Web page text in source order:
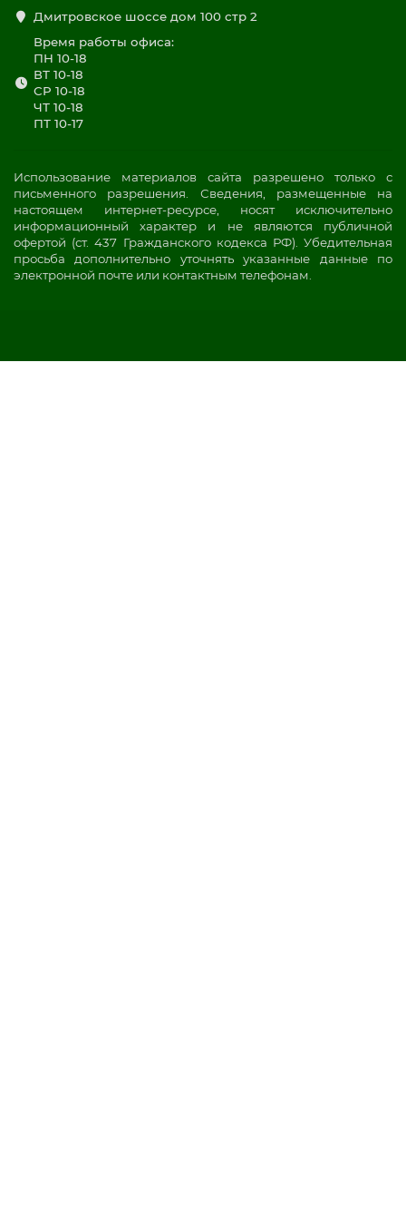
Дмитровское шоссе дом 100 стр 2
Время работы офиса:
ПН 10-18
ВТ 10-18
СР 10-18
ЧТ 10-18
ПТ 10-17
Использование материалов сайта разрешено только с
письменного разрешения. Сведения, размещенные на
настоящем интернет-ресурсе, носят исключительно
информационный характер и не являются публичной
офертой (ст. 437 Гражданского кодекса РФ). Убедительная
просьба дополнительно уточнять указанные данные по
электронной почте или контактным телефонам.